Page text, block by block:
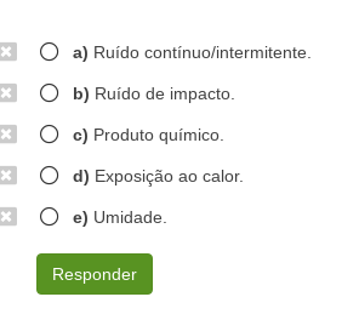
a) Ruído contínuo/intermitente.
b) Ruído de impacto.
c) Produto químico.
d) Exposição ao calor.
e) Umidade.
Responder